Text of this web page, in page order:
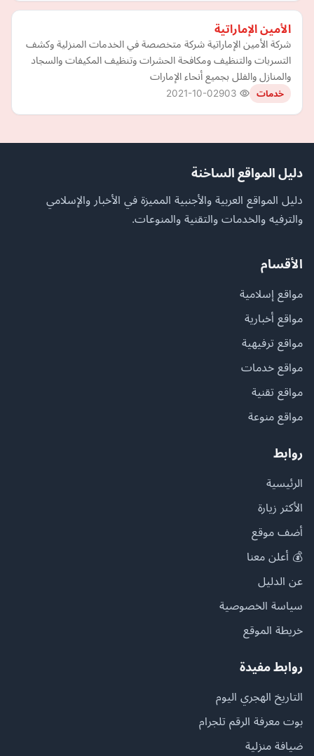
الأمين الإماراتية
شركة الأمين الإماراتية شركة متخصصة في الخدمات المنزلية وكشف
التسربات والتنظيف ومكافحة الحشرات وتنظيف المكيفات والسجاد
والمنازل والفلل بجميع أنحاء الإمارات
خدمات 2021-10-02
دليل المواقع الساخنة
دليل المواقع العربية والأجنبية المميزة في الأخبار والإسلامي
والترفيه والخدمات والتقنية والمنوعات.
الأقسام
مواقع إسلامية
مواقع أخبارية
مواقع ترفيهية
مواقع خدمات
مواقع تقنية
مواقع منوعة
روابط
الرئيسية
الأكثر زيارة
أضف موقع
💰 أعلن معنا
عن الدليل
سياسة الخصوصية
خريطة الموقع
روابط مفيدة
التاريخ الهجري اليوم
بوت معرفة الرقم تلجرام
ضيافة منزلية